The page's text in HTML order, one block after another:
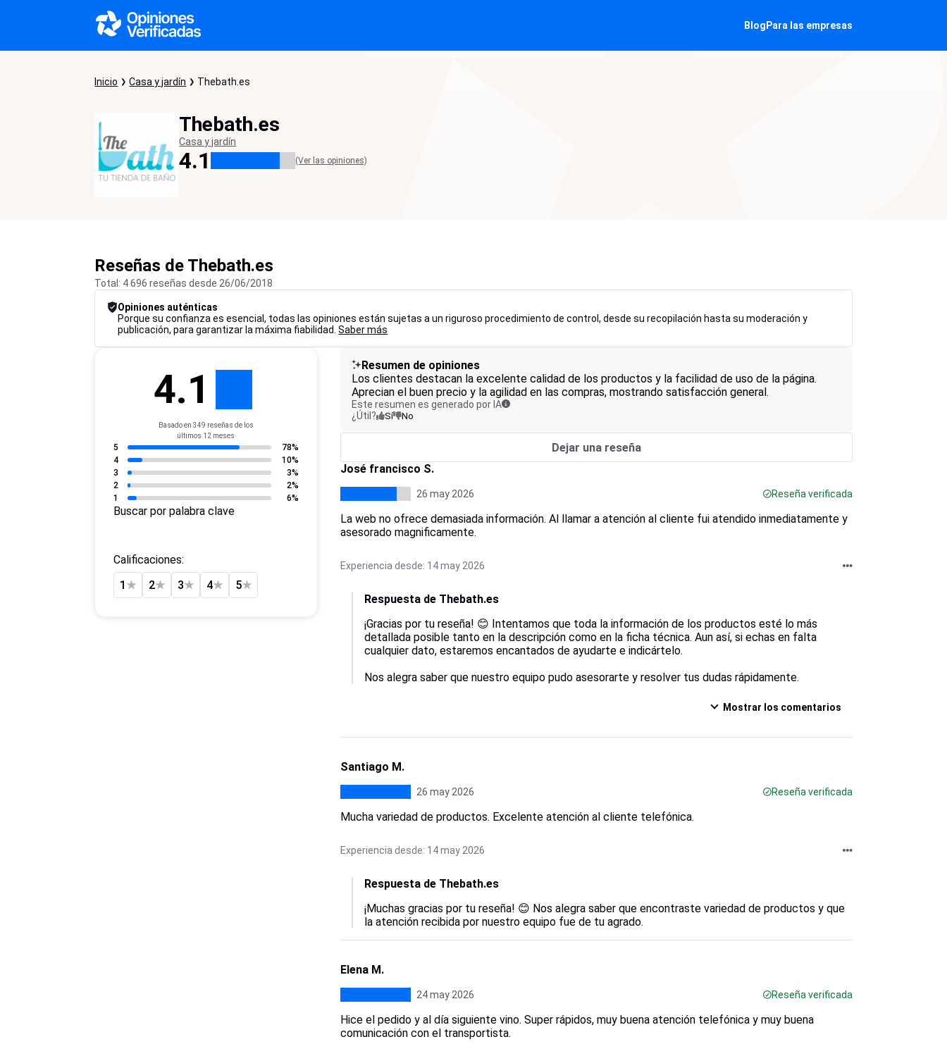
Blog Para las empresas
Inicio Casa y jardín Thebath.es
Thebath.es
Casa y jardín
4.1 (Ver las opiniones)
Reseñas de Thebath.es
Total: 4 696 reseñas desde 26/06/2018
Opiniones auténticas
Porque su confianza es esencial, todas las opiniones están sujetas a un riguroso procedimiento de control, desde su recopilación hasta su moderación y
publicación, para garantizar la máxima fiabilidad.Saber más
4.1
Basado en 349 reseñas de los
últimos 12 meses
5
78%
4
10%
3
3%
2
2%
1
6%
Buscar por palabra clave
Calificaciones:
1 ★ 2★ 3★ 4★ 5★
Resumen de opiniones
Los clientes destacan la excelente calidad de los productos y la facilidad de uso de la página.
Aprecian el buen precio y la agilidad en las compras, mostrando satisfacción general.
Este resumen es generado por IA
¿Útil?
Sí No
Dejar una reseña
José francisco S.
26 may 2026 Reseña verificada
La web no ofrece demasiada información. Al llamar a atención al cliente fui atendido inmediatamente y
asesorado magnificamente.
Experiencia desde: 14 may 2026
Respuesta de Thebath.es
¡Gracias por tu reseña! 😊 Intentamos que toda la información de los productos esté lo más
detallada posible tanto en la descripción como en la ficha técnica. Aun así, si echas en falta
cualquier dato, estaremos encantados de ayudarte e indicártelo.
Nos alegra saber que nuestro equipo pudo asesorarte y resolver tus dudas rápidamente.
Mostrar los comentarios
Santiago M.
26 may 2026 Reseña verificada
Mucha variedad de productos. Excelente atención al cliente telefónica.
Experiencia desde: 14 may 2026
Respuesta de Thebath.es
¡Muchas gracias por tu reseña! 😊 Nos alegra saber que encontraste variedad de productos y que
la atención recibida por nuestro equipo fue de tu agrado.
Elena M.
24 may 2026 Reseña verificada
Hice el pedido y al día siguiente vino. Super rápidos, muy buena atención telefónica y muy buena
comunicación con el transportista.